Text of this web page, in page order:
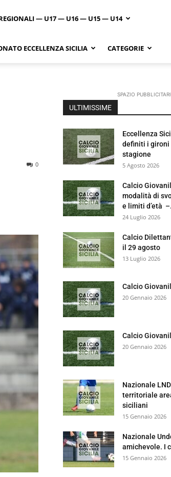
— U17 — U16 — U15 — U14
ECCELLENZA SICILIA CATEGORIE
0
SPAZIO
ULTIMISSIME
Eccellenza
definiti i gironi
stagione
5 Agosto 2026
Calcio
modalità di
e limiti d’età
24 Luglio 2026
Calcio
il 29 agosto
13 Luglio 2026
Calcio
20 Gennaio 2026
Calcio
20 Gennaio 2026
Nazionale
territoriale
siciliani
15 Gennaio 2026
Nazionale
amichevole. I
15 Gennaio 2026